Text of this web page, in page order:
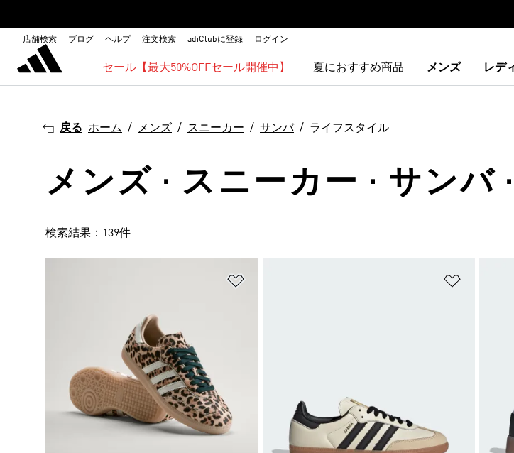
店舗検索 ブログ ヘルプ 注文検索 adiClubに登録 ログイン
セール【最大50%OFFセール開催中】 夏におすすめ商品 メンズ レデ
戻る ホーム メンズ スニーカー サンバ ライフスタイル
メンズ · スニーカー · サンバ
検索結果：139件